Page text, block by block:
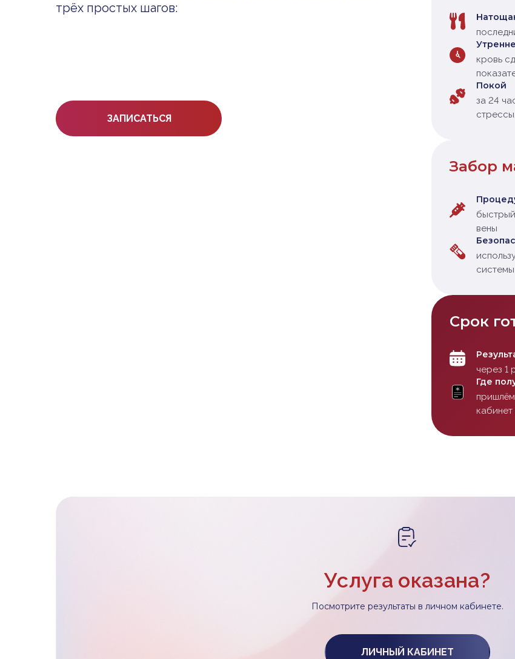
трёх простых шагов:
ЗАПИСАТЬСЯ
кровь
Покой
за 24
Забор
вены
системы
Срок
через 1
Где
Услуга оказана?
Посмотрите результаты в личном кабинете.
ЛИЧНЫЙ КАБИНЕТ